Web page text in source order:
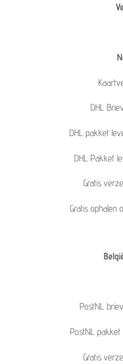
DHL
DHL pakket
DHL Pakket
Gratis
Gratis ophalen
PostNL
PostNL
Gratis